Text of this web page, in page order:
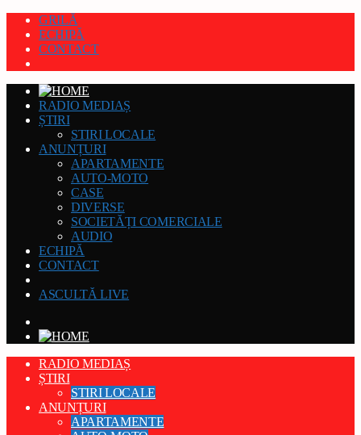
GRILĂ
ECHIPĂ
CONTACT
RADIO MEDIAȘ
ȘTIRI
STIRI LOCALE
ANUNȚURI
APARTAMENTE
AUTO-MOTO
CASE
DIVERSE
SOCIETĂȚI COMERCIALE
AUDIO
ECHIPĂ
CONTACT
ASCULTĂ LIVE
RADIO MEDIAȘ
ȘTIRI
STIRI LOCALE
ANUNȚURI
APARTAMENTE